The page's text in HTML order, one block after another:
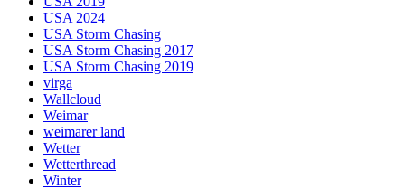
USA 2024
USA Storm Chasing
USA Storm Chasing 2017
USA Storm Chasing 2019
virga
Wallcloud
Weimar
weimarer land
Wetter
Wetterthread
Winter